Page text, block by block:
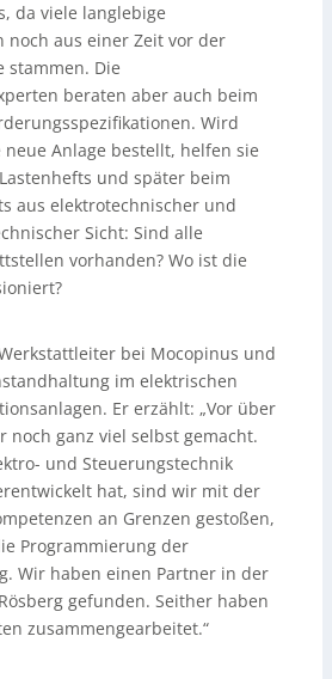
da viele langlebige
noch aus einer Zeit vor der
stammen. Die
beraten aber auch beim
Wird
Anlage bestellt, helfen sie
und später beim
aus elektrotechnischer und
Sicht: Sind alle
vorhanden? Wo ist die
bei Mocopinus und
im elektrischen
Er erzählt: „Vor über
noch ganz viel selbst gemacht.
und Steuerungstechnik
hat, sind wir mit der
an Grenzen gestoßen,
Programmierung der
Wir haben einen Partner in der
gefunden. Seither haben
zusammengearbeitet.“